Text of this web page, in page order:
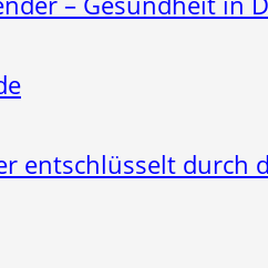
entschlüsselt durch